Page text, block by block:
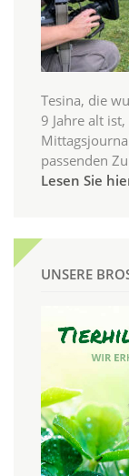
Tesina, die
9 Jahre alt
passenden
Lesen Sie
UNSERE